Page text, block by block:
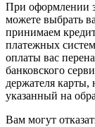
При оформлении
можете выбрать
принимаем
платежных
оплаты вас
банковского
держателя карты,
указанный на
Вам могут